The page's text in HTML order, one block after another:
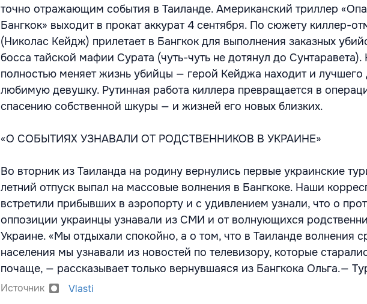
точно отражающим события в Таиланде. Американский триллер
Бангкок» выходит в прокат аккурат 4 сентября. По сюжету киллер-
(Николас Кейдж) прилетает в Бангкок для выполнения заказных
босса тайской мафии Сурата (чуть-чуть не дотянул до Сунтаравета).
полностью меняет жизнь убийцы — герой Кейджа находит и лучшего
любимую девушку. Рутинная работа киллера превращается в
спасению собственной шкуры — и жизней его новых близких.
«О СОБЫТИЯХ УЗНАВАЛИ ОТ РОДСТВЕННИКОВ В УКРАИНЕ»
Во вторник из Таиланда на родину вернулись первые украинские
летний отпуск выпал на массовые волнения в Бангкоке. Наши
встретили прибывших в аэропорту и с удивлением узнали, что о
оппозиции украинцы узнавали из СМИ и от волнующихся
Украине. «Мы отдыхали спокойно, а о том, что в Таиланде волнения
населения мы узнавали из новостей по телевизору, которые
почаще, — рассказывает только вернувшаяся из Бангкока Ольга.—
Источник Vlasti